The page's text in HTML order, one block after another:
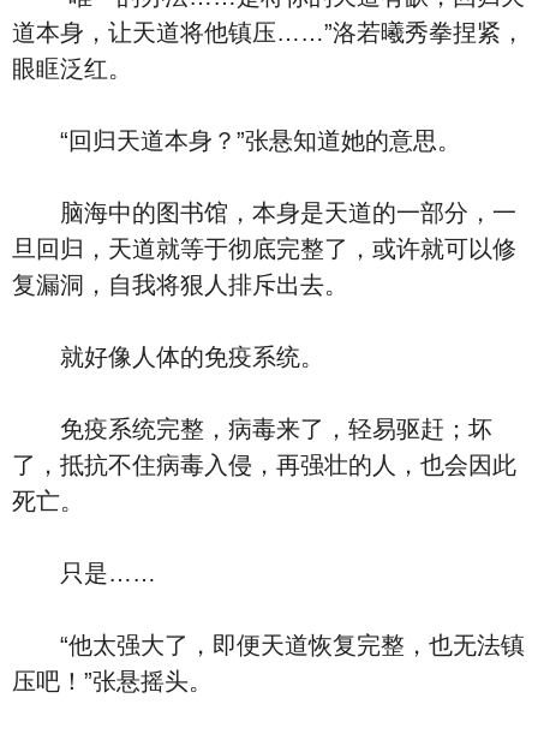
道本身，让天道将他镇压……”洛若曦秀拳捏紧，
眼眶泛红。
“回归天道本身？”张悬知道她的意思。
脑海中的图书馆，本身是天道的一部分，一
旦回归，天道就等于彻底完整了，或许就可以修
复漏洞，自我将狠人排斥出去。
就好像人体的免疫系统。
免疫系统完整，病毒来了，轻易驱赶；坏
了，抵抗不住病毒入侵，再强壮的人，也会因此
死亡。
只是……
“他太强大了，即便天道恢复完整，也无法镇
压吧！”张悬摇头。